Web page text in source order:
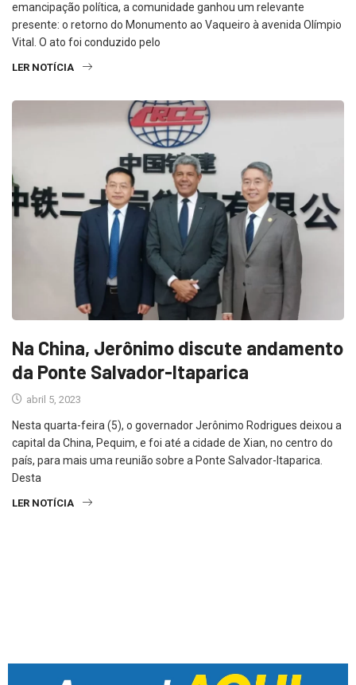
emancipação política, a comunidade ganhou um relevante
presente: o retorno do Monumento ao Vaqueiro à avenida Olímpio
Vital. O ato foi conduzido pelo
LER NOTÍCIA
Na China, Jerônimo discute andamento
da Ponte Salvador-Itaparica
abril 5, 2023
Nesta quarta-feira (5), o governador Jerônimo Rodrigues deixou a
capital da China, Pequim, e foi até a cidade de Xian, no centro do
país, para mais uma reunião sobre a Ponte Salvador-Itaparica.
Desta
LER NOTÍCIA